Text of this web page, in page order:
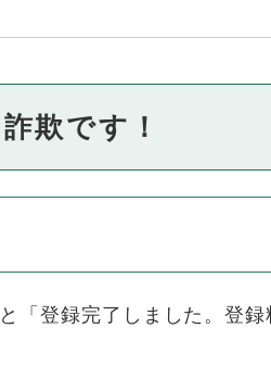
欺です！
「登録完了しました。登